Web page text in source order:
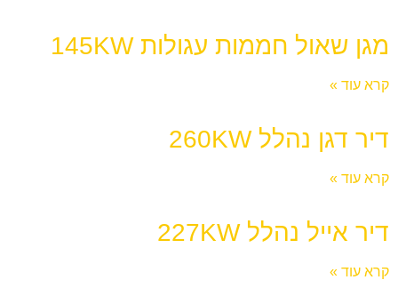
מגן שאול חממות עגולות 145KW
קרא עוד »
דיר דגן נהלל 260KW
קרא עוד »
דיר אייל נהלל 227KW
קרא עוד »